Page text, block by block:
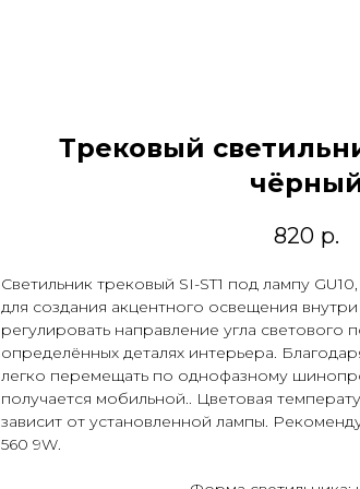
Трековый
820 р.
Светильник трековый SI-ST1 под лампу
для создания акцентного освещения
регулировать направление угла светового
определённых деталях интерьера.
легко перемещать по однофазному
получается мобильной.. Цветовая
зависит от установленной лампы.
560 9W.